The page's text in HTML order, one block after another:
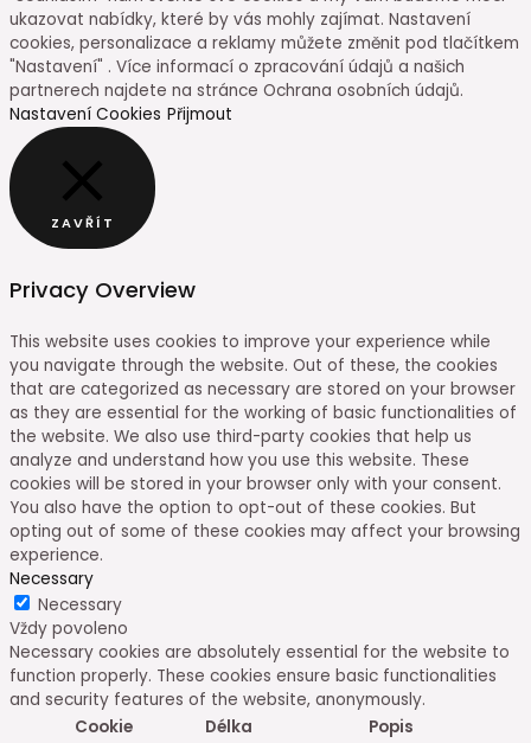
ukazovat nabídky, které by vás mohly zajímat. Nastavení
cookies, personalizace a reklamy můžete změnit pod tlačítkem
"Nastavení" . Více informací o zpracování údajů a našich
partnerech najdete na stránce Ochrana osobních údajů.
Nastavení Cookies Přijmout
ZAVŘÍT
Privacy Overview
This website uses cookies to improve your experience while
you navigate through the website. Out of these, the cookies
that are categorized as necessary are stored on your browser
as they are essential for the working of basic functionalities of
the website. We also use third-party cookies that help us
analyze and understand how you use this website. These
cookies will be stored in your browser only with your consent.
You also have the option to opt-out of these cookies. But
opting out of some of these cookies may affect your browsing
experience.
Necessary
Necessary
Vždy povoleno
Necessary cookies are absolutely essential for the website to
function properly. These cookies ensure basic functionalities
and security features of the website, anonymously.
Cookie
Délka Popis